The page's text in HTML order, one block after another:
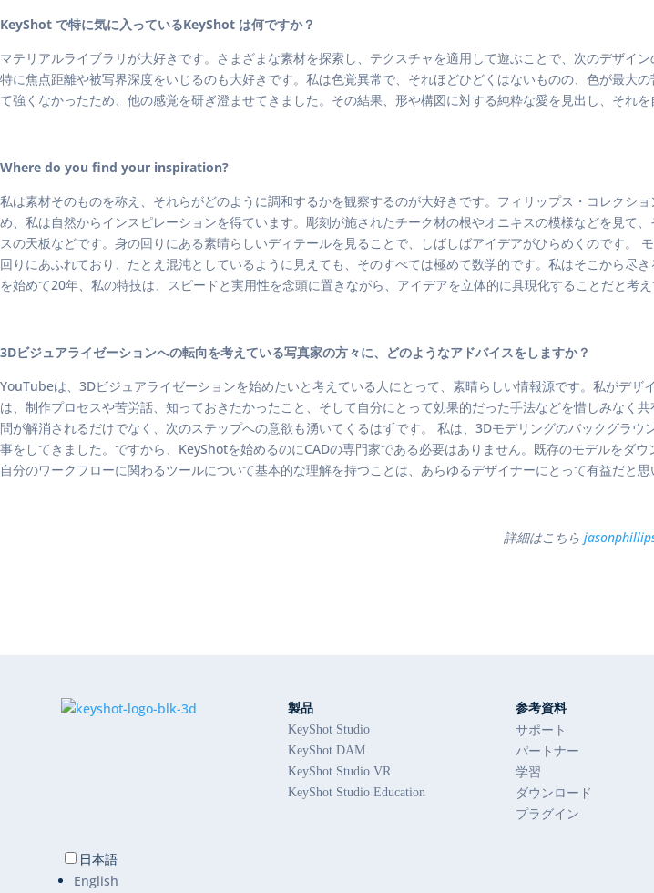
KeyShot で特に気に入っているKeyShot は何ですか？
マテリアルライブラリが大好きです。さまざまな素材を探索し、テクスチャを適用して遊ぶことで、次のデザイ
特に焦点距離や被写界深度をいじるのも大好きです。私は色覚異常で、それほどひどくはないものの、色が最大
て強くなかったため、他の感覚を研ぎ澄ませてきました。その結果、形や構図に対する純粋な愛を見出し、それ
Where do you find your inspiration?
私は素材そのものを称え、それらがどのように調和するかを観察するのが大好きです。フィリップス・コレクシ
め、私は自然からインスピレーションを得ています。彫刻が施されたチーク材の根やオニキスの模様などを見て
スの天板などです。身の回りにある素晴らしいディテールを見ることで、しばしばアイデアがひらめくのです
回りにあふれており、たとえ混沌としているように見えても、そのすべては極めて数学的です。私はそこから
を始めて20年、私の特技は、スピードと実用性を念頭に置きながら、アイデアを立体的に具現化することだと考え
3Dビジュアライゼーションへの転向を考えている写真家の方々に、どのようなアドバイスをしますか？
YouTubeは、3Dビジュアライゼーションを始めたいと考えている人にとって、素晴らしい情報源です。私がデ
は、制作プロセスや苦労話、知っておきたかったこと、そして自分にとって効果的だった手法などを惜しみな
問が解消されるだけでなく、次のステップへの意欲も湧いてくるはずです。 私は、3Dモデリングのバックグラ
事をしてきました。ですから、KeyShotを始めるのにCADの専門家である必要はありません。既存のモデルをダ
自分のワークフローに関わるツールについて基本的な理解を持つことは、あらゆるデザイナーにとって有益だと思
詳細はこちら
製品
KeyShot Studio
KeyShot DAM
KeyShot Studio VR
KeyShot Studio Education
参考資料
サポート
パートナー
学習
ダウンロード
プラグイン
日本語
English